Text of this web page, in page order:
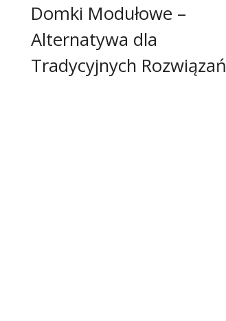
Domki Modułowe –
Alternatywa dla
Tradycyjnych Rozwiązań